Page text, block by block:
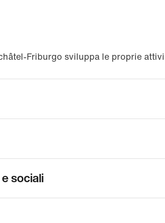
Friburgo sviluppa le proprie
sociali